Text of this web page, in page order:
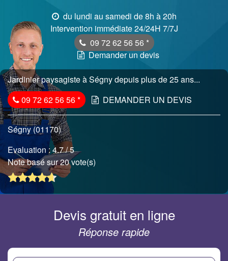
du lundi au samedi de 8h à 20h
Intervention immédiate 24/24H 7/7J
09 72 62 56 56 *
Demander un devis
Jardinier paysagiste à Ségny depuis plus de 25 ans...
09 72 62 56 56* DEMANDER UN DEVIS
Ségny (01170)
Evaluation :4.7/ 5
Note basé sur 20 vote(s)
Devis gratuit en ligne
Réponse rapide